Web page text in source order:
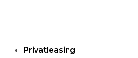
Privatleasing